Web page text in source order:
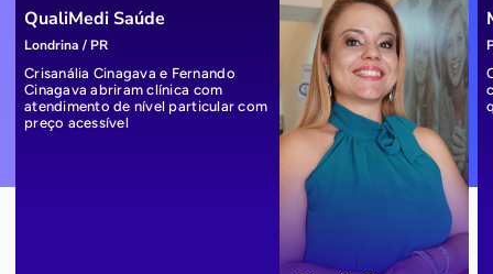
QualiMedi Saúde
Londrina / PR
Crisanália Cinagava e Fernando
Cinagava abriram clínica com
atendimento de nível particular com
preço acessível